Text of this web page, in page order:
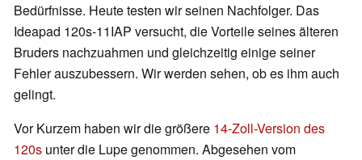
Bedürfnisse. Heute testen wir seinen Nachfolger. Das
Ideapad 120s-11IAP versucht, die Vorteile seines älteren
Bruders nachzuahmen und gleichzeitig einige seiner
Fehler auszubessern. Wir werden sehen, ob es ihm auch
gelingt.
Vor Kurzem haben wir die größere 14-Zoll-Version des
120s unter die Lupe genommen. Abgesehen vom